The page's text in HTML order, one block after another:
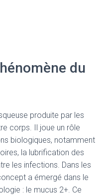
du
produite par les
corps. Il joue un rôle
biologiques, notamment
la lubrification des
les infections. Dans les
a émergé dans le
: le mucus 2+. Ce